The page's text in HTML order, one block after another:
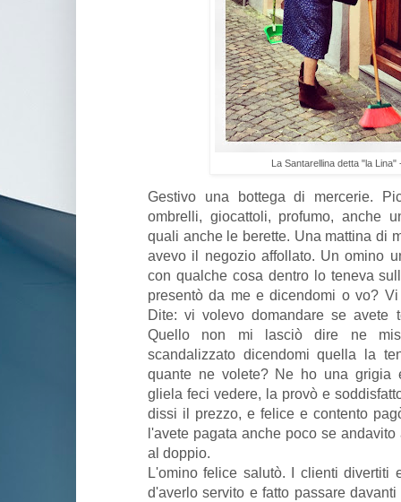
La Santarellina detta "la
Gestivo una bottega di mercerie.
ombrelli, giocattoli, profumo, anche
quali anche le berette. Una mattina di
avevo il negozio affollato. Un omino
con qualche cosa dentro lo teneva
presentò da me e dicendomi o vo?
Dite: vi volevo domandare se
Quello non mi lasciò dire ne
scandalizzato dicendomi quella la
quante ne volete? Ne ho una grigia
gliela feci vedere, la provò e
dissi il prezzo, e felice e contento
l'avete pagata anche poco se
al doppio.
L'omino felice salutò. I clienti divertiti
d'averlo servito e fatto passare